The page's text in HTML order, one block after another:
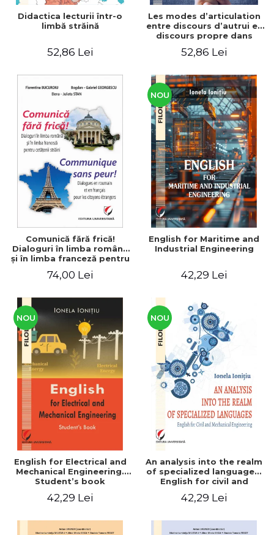
Didactica lecturii într-o
limbă străină
52,86 Lei
Les modes d’articulation
entre discours d’autrui et
discours propre dans
master
52,86 Lei
Comunică fără frică!
Dialoguri în limba română
şi în limba franceză pentru
străini/Communique sans
roumain et en français
pour les citoyens
étrangers
74,00 Lei
NOU
English for Maritime and
Industrial Engineering
42,29 Lei
NOU
English for Electrical and
Mechanical Engineering.
Student’s book
42,29 Lei
NOU
An analysis into the realm
of specialized languages.
English for civil and
42,29 Lei